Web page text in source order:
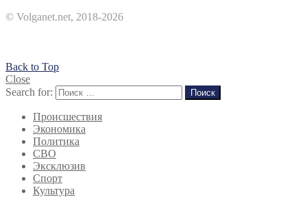
© Volganet.net, 2018-2026
Back to Top
Close
Search for:
Поиск
Происшествия
Экономика
Политика
СВО
Эксклюзив
Спорт
Культура